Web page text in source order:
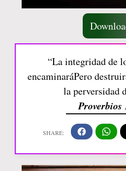
“La integridad de
encaminaráPero
la perversidad
Proverbios